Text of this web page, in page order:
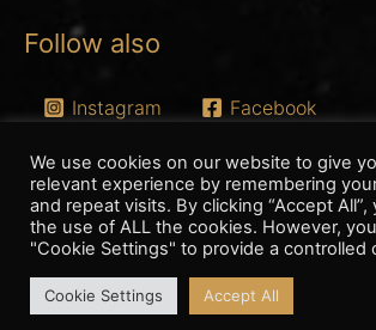
Follow also
Instagram Facebook
Kõik õigused kaitstud. © 2026
Powered By Astrolaegas
We use cookies on our website to give
relevant experience by remembering
and repeat visits. By clicking “Accept
the use of ALL the cookies. However,
"Cookie Settings" to provide a controlled
Cookie Settings Accept All